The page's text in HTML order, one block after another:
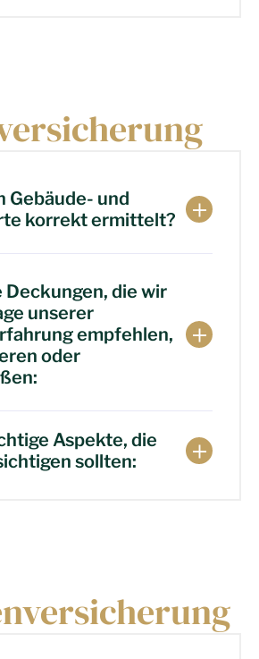
Gebäude- und
korrekt ermittelt?
Deckungen, die wir
unserer
empfehlen,
oder
Aspekte, die
sollten: